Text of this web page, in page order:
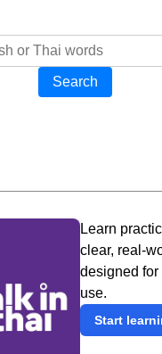
Search
Learn
clear, real-
designed for
use.
Start